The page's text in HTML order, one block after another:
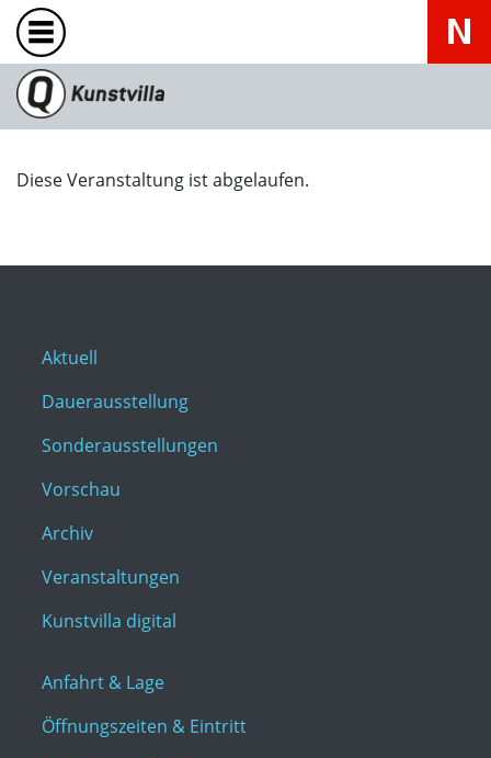
Diese Veranstaltung ist abgelaufen.
Aktuell
Dauerausstellung
Sonderausstellungen
Vorschau
Archiv
Veranstaltungen
Kunstvilla digital
Anfahrt & Lage
Öffnungszeiten & Eintritt